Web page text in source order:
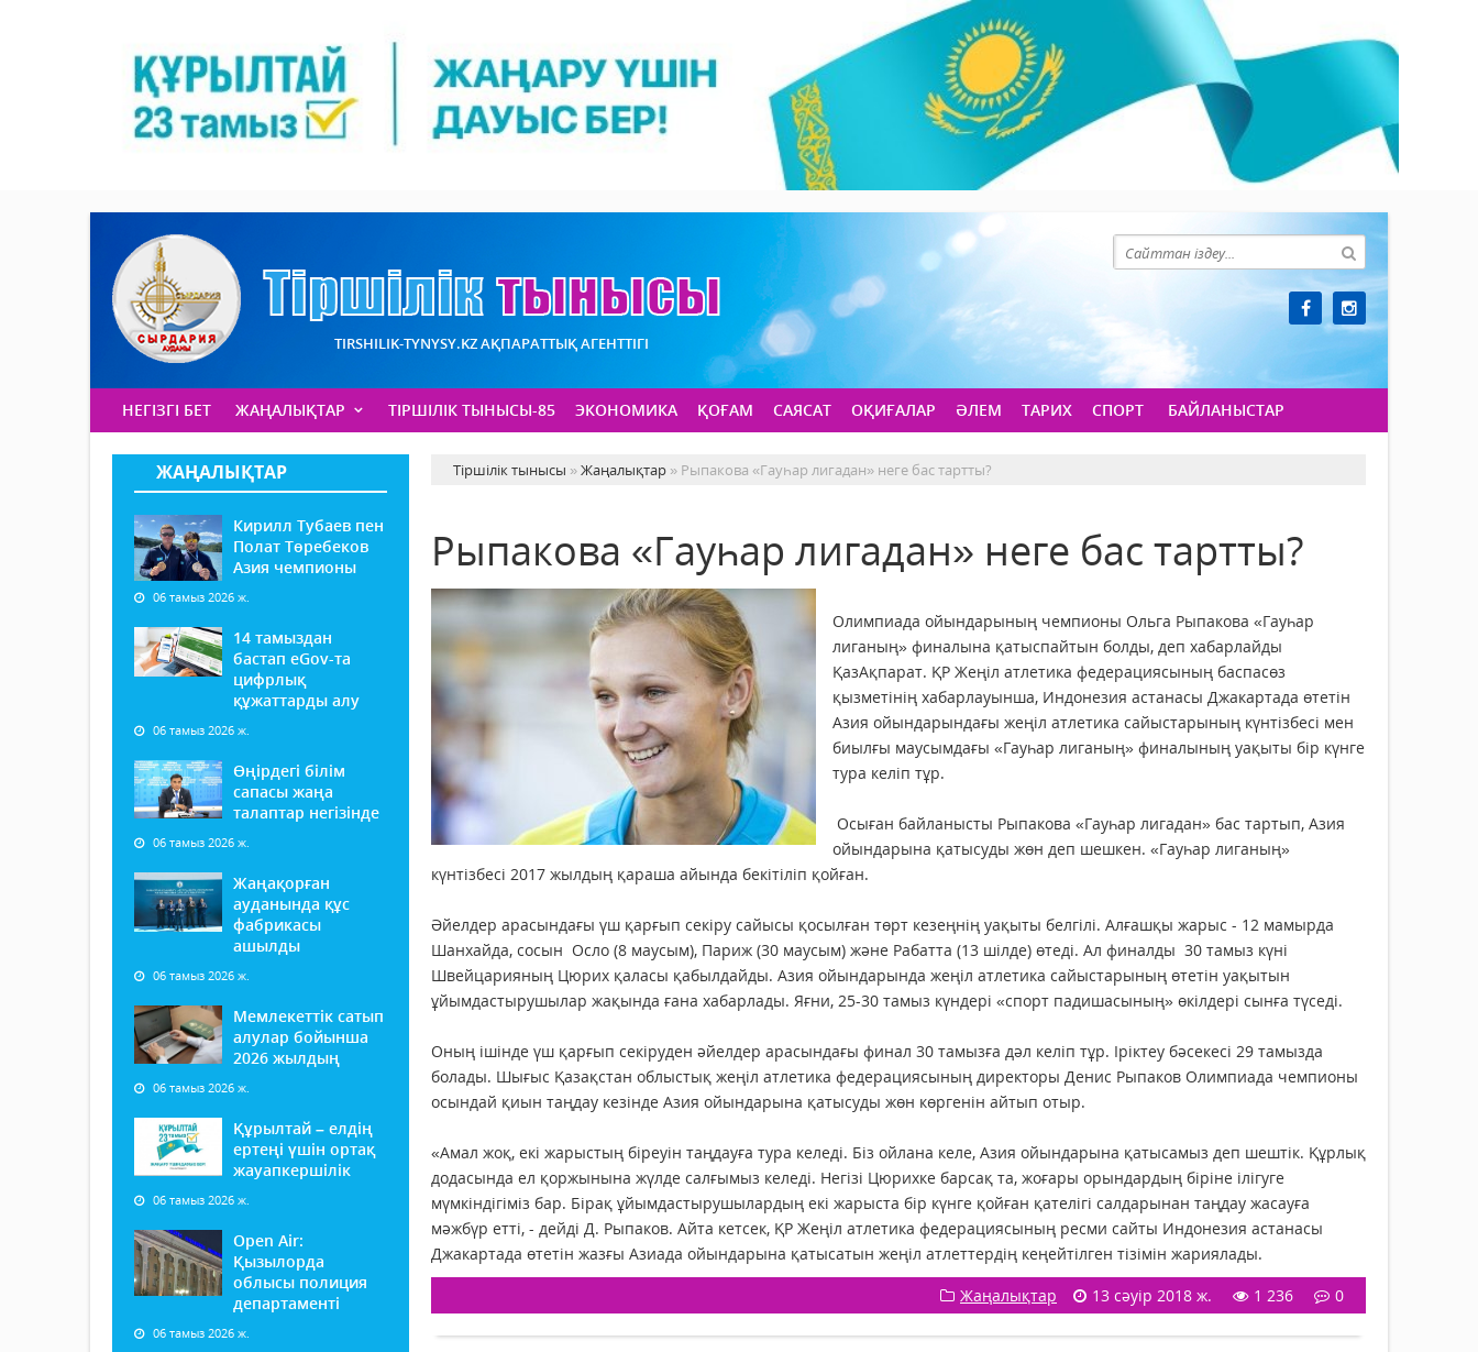
TIRSHILIK-TYNYSY.KZ АҚПАРАТТЫҚ АГЕНТТІГІ
НЕГІЗГІ БЕТ ЖАҢАЛЫҚТАР ТІРШІЛІК ТЫНЫСЫ-85 ЭКОНОМИКА ҚОҒАМ САЯСАТ ОҚИҒАЛАР ӘЛЕМ ТАРИХ СПОРТ БАЙЛАНЫСТАР
ЖАҢАЛЫҚТАР
Кирилл Тубаев пен
Полат Төребеков
Азия чемпионы
06 тамыз 2026 ж.
14 тамыздан
бастап еGov-та
цифрлық
құжаттарды алу
06 тамыз 2026 ж.
Өңірдегі білім
сапасы жаңа
талаптар негізінде
06 тамыз 2026 ж.
Жаңақорған
ауданында құс
фабрикасы
ашылды
06 тамыз 2026 ж.
Мемлекеттік сатып
алулар бойынша
2026 жылдың
06 тамыз 2026 ж.
Құрылтай – елдің
ертеңі үшін ортақ
жауапкершілік
06 тамыз 2026 ж.
Open Air:
Қызылорда
облысы полиция
департаменті
06 тамыз 2026 ж.
Тіршілік тынысы »Жаңалықтар » Рыпакова «Гауһар лигадан» неге бас тартты?
Рыпакова «Гауһар лигадан» неге бас тартты?
Олимпиада ойындарының чемпионы Ольга Рыпакова «Гауһар
лиганың» финалына қатыспайтын болды, деп хабарлайды
ҚазАқпарат. ҚР Жеңіл атлетика федерациясының баспасөз
қызметінің хабарлауынша, Индонезия астанасы Джакартада өтетін
Азия ойындарындағы жеңіл атлетика сайыстарының күнтізбесі мен
биылғы маусымдағы «Гауһар лиганың» финалының уақыты бір күнге
тура келіп тұр.
Осыған байланысты Рыпакова «Гауһар лигадан» бас тартып, Азия
ойындарына қатысуды жөн деп шешкен. «Гауһар лиганың»
күнтізбесі 2017 жылдың қараша айында бекітіліп қойған.
Әйелдер арасындағы үш қарғып секіру сайысы қосылған төрт кезеңнің уақыты белгілі. Алғашқы жарыс - 12 мамырда
Шанхайда, сосын Осло (8 маусым), Париж (30 маусым) және Рабатта (13 шілде) өтеді. Ал финалды 30 тамыз күні
Швейцарияның Цюрих қаласы қабылдайды. Азия ойындарында жеңіл атлетика сайыстарының өтетін уақытын
ұйымдастырушылар жақында ғана хабарлады. Яғни, 25-30 тамыз күндері «спорт падишасының» өкілдері сынға түседі.
Оның ішінде үш қарғып секіруден әйелдер арасындағы финал 30 тамызға дәл келіп тұр. Іріктеу бәсекесі 29 тамызда
болады. Шығыс Қазақстан облыстық жеңіл атлетика федерациясының директоры Денис Рыпаков Олимпиада чемпионы
осындай қиын таңдау кезінде Азия ойындарына қатысуды жөн көргенін айтып отыр.
«Амал жоқ, екі жарыстың біреуін таңдауға тура келеді. Біз ойлана келе, Азия ойындарына қатысамыз деп шештік. Құрлық
додасында ел қоржынына жүлде салғымыз келеді. Негізі Цюрихке барсақ та, жоғары орындардың біріне ілігуге
мүмкіндігіміз бар. Бірақ ұйымдастырушылардың екі жарыста бір күнге қойған қателігі салдарынан таңдау жасауға
мәжбүр етті, - дейді Д. Рыпаков. Айта кетсек, ҚР Жеңіл атлетика федерациясының ресми сайты Индонезия астанасы
Джакартада өтетін жазғы Азиада ойындарына қатысатын жеңіл атлеттердің кеңейтілген тізімін жариялады.
Жаңалықтар
13 сәуір 2018 ж. 1 236 0